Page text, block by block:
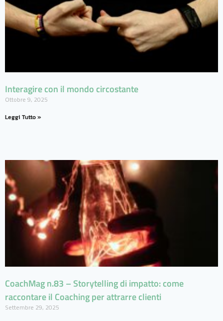
Interagire con il mondo circostante
Ottobre 9, 2025
Leggi Tutto »
CoachMag n.83 – Storytelling di impatto: come
raccontare il Coaching per attrarre clienti
Settembre 29, 2025